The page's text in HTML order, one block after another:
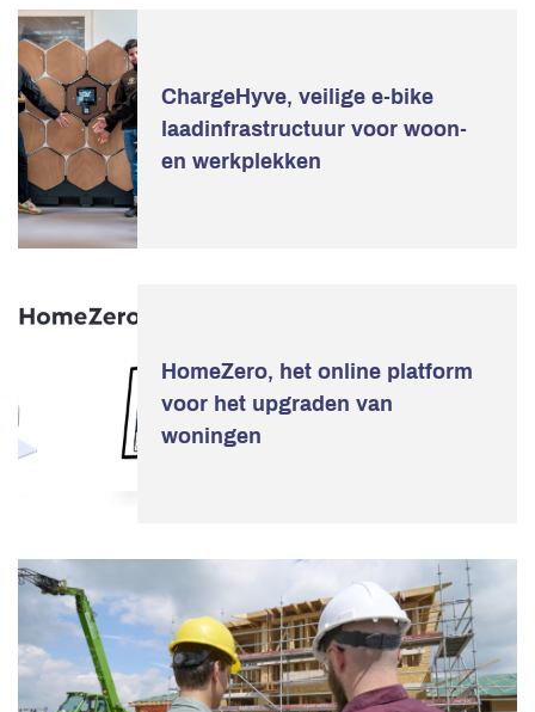
ChargeHyve, veilige e-bike
laadinfrastructuur voor woon-
en werkplekken
HomeZero, het online platform
voor het upgraden van
woningen